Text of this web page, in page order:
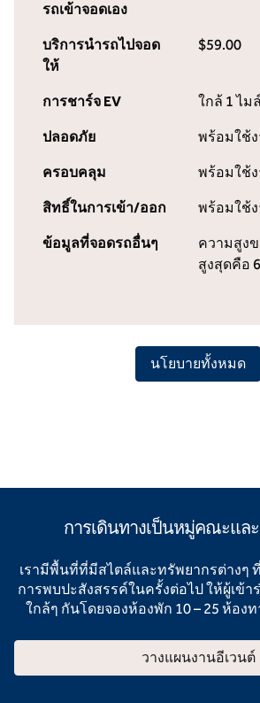
รถเข้าจอดเอง
บริการนำรถไปจอด
ให้
$59.00
การชาร์จ EV ใกล้ 1 ไมล์
ปลอดภัย พร้อมใช้
ครอบคลุม พร้อมใช้
สิทธิ์ในการเข้า/ออก พร้อมใช้
ข้อมูลที่จอดรถอื่นๆ
ความสูง
สูงสุดคือ
นโยบายทั้งหมด
การเดินทางเป็นหมู่คณะแล
เรามีพื้นที่ที่มีสไตล์และทรัพยากรต่างๆ
การพบปะสังสรรค์ในครั้งต่อไป ให้ผู้เข้
ใกล้ๆ กันโดยจองห้องพัก 10 – 25 ห้อง
วางแผนงานอีเวนต์